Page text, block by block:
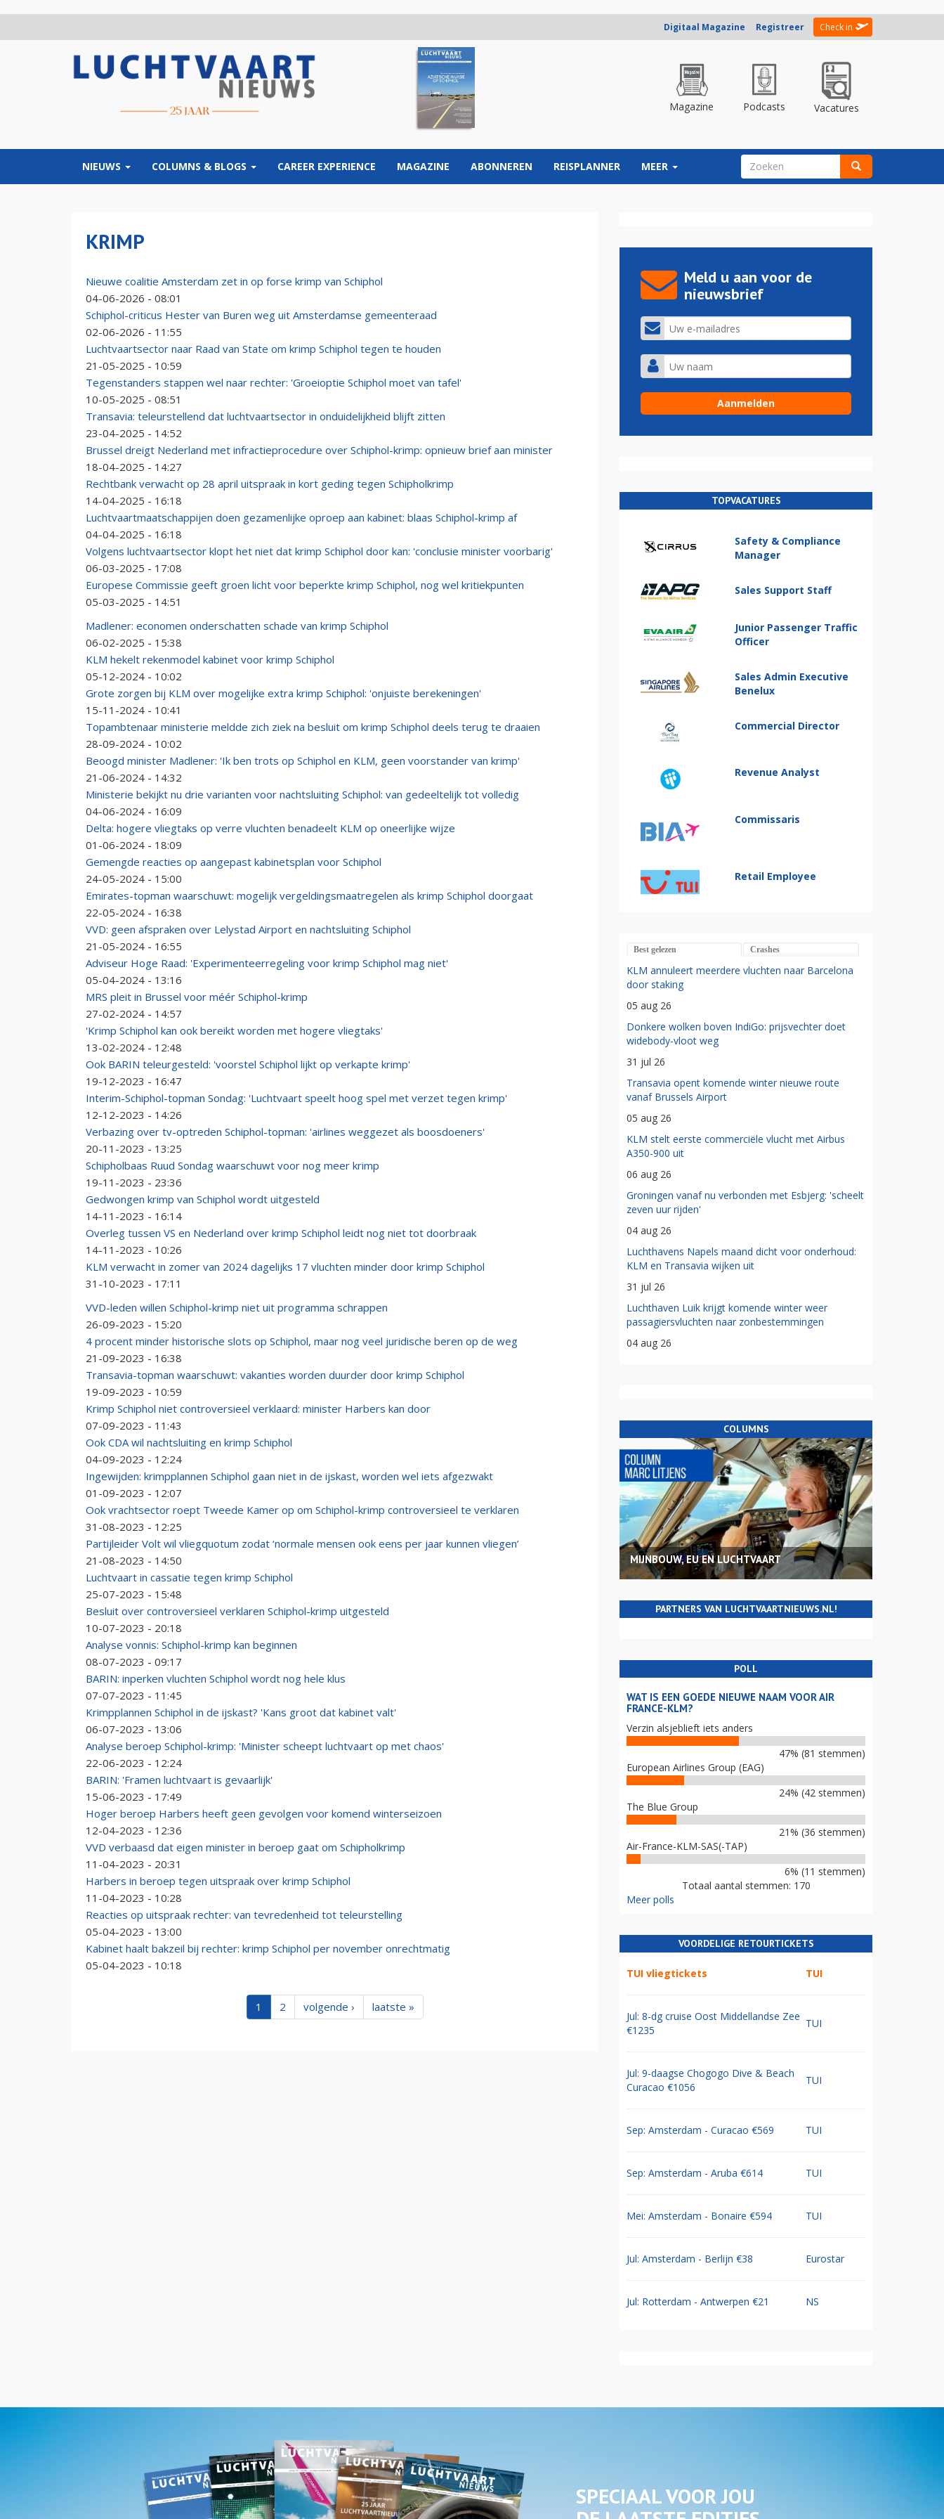
Digitaal Magazine Registreer Check in
Magazine Podcasts Vacatures
NIEUWS COLUMNS & BLOGS CAREER EXPERIENCE MAGAZINE ABONNEREN REISPLANNER MEER ZOEKVELD
KRIMP
Nieuwe coalitie Amsterdam zet in op forse krimp van Schiphol
04-06-2026 - 08:01
Schiphol-criticus Hester van Buren weg uit Amsterdamse gemeenteraad
02-06-2026 - 11:55
Luchtvaartsector naar Raad van State om krimp Schiphol tegen te houden
21-05-2025 - 10:59
Tegenstanders stappen wel naar rechter: 'Groeioptie Schiphol moet van tafel'
10-05-2025 - 08:51
Transavia: teleurstellend dat luchtvaartsector in onduidelijkheid blijft zitten
23-04-2025 - 14:52
Brussel dreigt Nederland met infractieprocedure over Schiphol-krimp: opnieuw brief aan minister
18-04-2025 - 14:27
Rechtbank verwacht op 28 april uitspraak in kort geding tegen Schipholkrimp
14-04-2025 - 16:18
Luchtvaartmaatschappijen doen gezamenlijke oproep aan kabinet: blaas Schiphol-krimp af
04-04-2025 - 16:18
Volgens luchtvaartsector klopt het niet dat krimp Schiphol door kan: 'conclusie minister voorbarig'
06-03-2025 - 17:08
Europese Commissie geeft groen licht voor beperkte krimp Schiphol, nog wel kritiekpunten
05-03-2025 - 14:51
Madlener: economen onderschatten schade van krimp Schiphol
06-02-2025 - 15:38
KLM hekelt rekenmodel kabinet voor krimp Schiphol
05-12-2024 - 10:02
Grote zorgen bij KLM over mogelijke extra krimp Schiphol: 'onjuiste berekeningen'
15-11-2024 - 10:41
Topambtenaar ministerie meldde zich ziek na besluit om krimp Schiphol deels terug te draaien
28-09-2024 - 10:02
Beoogd minister Madlener: 'Ik ben trots op Schiphol en KLM, geen voorstander van krimp'
21-06-2024 - 14:32
Ministerie bekijkt nu drie varianten voor nachtsluiting Schiphol: van gedeeltelijk tot volledig
04-06-2024 - 16:09
Delta: hogere vliegtaks op verre vluchten benadeelt KLM op oneerlijke wijze
01-06-2024 - 18:09
Gemengde reacties op aangepast kabinetsplan voor Schiphol
24-05-2024 - 15:00
Emirates-topman waarschuwt: mogelijk vergeldingsmaatregelen als krimp Schiphol doorgaat
22-05-2024 - 16:38
VVD: geen afspraken over Lelystad Airport en nachtsluiting Schiphol
21-05-2024 - 16:55
Adviseur Hoge Raad: 'Experimenteerregeling voor krimp Schiphol mag niet'
05-04-2024 - 13:16
MRS pleit in Brussel voor méér Schiphol-krimp
27-02-2024 - 14:57
'Krimp Schiphol kan ook bereikt worden met hogere vliegtaks'
13-02-2024 - 12:48
Ook BARIN teleurgesteld: 'voorstel Schiphol lijkt op verkapte krimp'
19-12-2023 - 16:47
Interim-Schiphol-topman Sondag: 'Luchtvaart speelt hoog spel met verzet tegen krimp'
12-12-2023 - 14:26
Verbazing over tv-optreden Schiphol-topman: 'airlines weggezet als boosdoeners'
20-11-2023 - 13:25
Schipholbaas Ruud Sondag waarschuwt voor nog meer krimp
19-11-2023 - 23:36
Gedwongen krimp van Schiphol wordt uitgesteld
14-11-2023 - 16:14
Overleg tussen VS en Nederland over krimp Schiphol leidt nog niet tot doorbraak
14-11-2023 - 10:26
KLM verwacht in zomer van 2024 dagelijks 17 vluchten minder door krimp Schiphol
31-10-2023 - 17:11
VVD-leden willen Schiphol-krimp niet uit programma schrappen
26-09-2023 - 15:20
4 procent minder historische slots op Schiphol, maar nog veel juridische beren op de weg
21-09-2023 - 16:38
Transavia-topman waarschuwt: vakanties worden duurder door krimp Schiphol
19-09-2023 - 10:59
Krimp Schiphol niet controversieel verklaard: minister Harbers kan door
07-09-2023 - 11:43
Ook CDA wil nachtsluiting en krimp Schiphol
04-09-2023 - 12:24
Ingewijden: krimpplannen Schiphol gaan niet in de ijskast, worden wel iets afgezwakt
01-09-2023 - 12:07
Ook vrachtsector roept Tweede Kamer op om Schiphol-krimp controversieel te verklaren
31-08-2023 - 12:25
Partijleider Volt wil vliegquotum zodat ‘normale mensen ook eens per jaar kunnen vliegen’
21-08-2023 - 14:50
Luchtvaart in cassatie tegen krimp Schiphol
25-07-2023 - 15:48
Besluit over controversieel verklaren Schiphol-krimp uitgesteld
10-07-2023 - 20:18
Analyse vonnis: Schiphol-krimp kan beginnen
08-07-2023 - 09:17
BARIN: inperken vluchten Schiphol wordt nog hele klus
07-07-2023 - 11:45
Krimpplannen Schiphol in de ijskast? 'Kans groot dat kabinet valt'
06-07-2023 - 13:06
Analyse beroep Schiphol-krimp: 'Minister scheept luchtvaart op met chaos'
22-06-2023 - 12:24
BARIN: 'Framen luchtvaart is gevaarlijk'
15-06-2023 - 17:49
Hoger beroep Harbers heeft geen gevolgen voor komend winterseizoen
12-04-2023 - 12:36
VVD verbaasd dat eigen minister in beroep gaat om Schipholkrimp
11-04-2023 - 20:31
Harbers in beroep tegen uitspraak over krimp Schiphol
11-04-2023 - 10:28
Reacties op uitspraak rechter: van tevredenheid tot teleurstelling
05-04-2023 - 13:00
Kabinet haalt bakzeil bij rechter: krimp Schiphol per november onrechtmatig
05-04-2023 - 10:18
1 2 volgende › laatste »
Meld u aan voor de
nieuwsbrief
TOPVACATURES
Safety & Compliance
Manager
Sales Support Staff
Junior Passenger Traffic
Officer
Sales Admin Executive
Benelux
Commercial Director
Revenue Analyst
Commissaris
Retail Employee
Best gelezen Crashes
KLM annuleert meerdere vluchten naar Barcelona
door staking
05 aug 26
Donkere wolken boven IndiGo: prijsvechter doet
widebody-vloot weg
31 jul 26
Transavia opent komende winter nieuwe route
vanaf Brussels Airport
05 aug 26
KLM stelt eerste commerciële vlucht met Airbus
A350-900 uit
06 aug 26
Groningen vanaf nu verbonden met Esbjerg: 'scheelt
zeven uur rijden'
04 aug 26
Luchthavens Napels maand dicht voor onderhoud:
KLM en Transavia wijken uit
31 jul 26
Luchthaven Luik krijgt komende winter weer
passagiersvluchten naar zonbestemmingen
04 aug 26
COLUMNS
MIJNBOUW, EU EN LUCHTVAART
PARTNERS VAN LUCHTVAARTNIEUWS.NL!
POLL
WAT IS EEN GOEDE NIEUWE NAAM VOOR AIR
FRANCE-KLM?
Verzin alsjeblieft iets anders
47% (81 stemmen)
European Airlines Group (EAG)
24% (42 stemmen)
The Blue Group
21% (36 stemmen)
Air-France-KLM-SAS(-TAP)
6% (11 stemmen)
Totaal aantal stemmen: 170
Meer polls
VOORDELIGE RETOURTICKETS
TUI vliegtickets TUI
Jul: 8-dg cruise Oost Middellandse Zee
€1235
TUI
Jul: 9-daagse Chogogo Dive & Beach
Curacao €1056
TUI
Sep: Amsterdam - Curacao €569 TUI
Sep: Amsterdam - Aruba €614 TUI
Mei: Amsterdam - Bonaire €594 TUI
Jul: Amsterdam - Berlijn €38 Eurostar
Jul: Rotterdam - Antwerpen €21 NS
SPECIAAL VOOR JOU